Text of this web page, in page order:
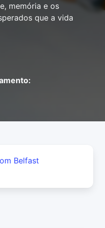
memória e os
que a vida
Belfast